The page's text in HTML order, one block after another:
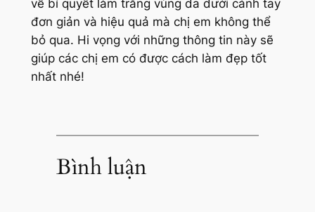
về bí quyết làm trắng vùng da dưới cánh tay
đơn giản và hiệu quả mà chị em không thể
bỏ qua. Hi vọng với những thông tin này sẽ
giúp các chị em có được cách làm đẹp tốt
nhất nhé!
Bình luận